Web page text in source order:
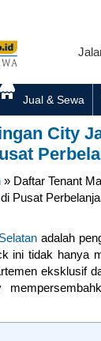
Jual & Sewa
City
» Daftar Tenant
Pusat
adalah
ini tidak hanya
eksklusif